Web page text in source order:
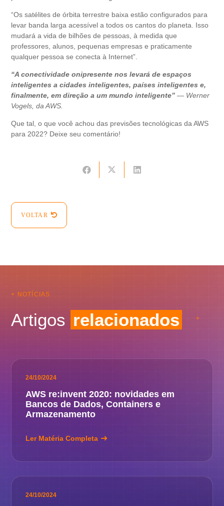
“Os satélites de órbita terrestre baixa estão configurados para
levar banda larga acessível a todos os cantos do planeta. Isso
mudará a vida de bilhões de pessoas, à medida que
professores, alunos, pequenas empresas e praticamente
qualquer pessoa se conecta à Internet”.
“A conectividade onipresente nos levará de espaços
inteligentes a cidades inteligentes, países inteligentes e,
finalmente, em direção a um mundo inteligente”— Werner
Vogels, da AWS.
Que tal, o que você achou das previsões tecnológicas da AWS
para 2022? Deixe seu comentário!
VOLTAR
+ NOTÍCIAS
Artigos relacionados
24/10/2024
AWS re:invent 2020: novidades em
Bancos de Dados, Containers e
Armazenamento
Ler Matéria Completa
24/10/2024